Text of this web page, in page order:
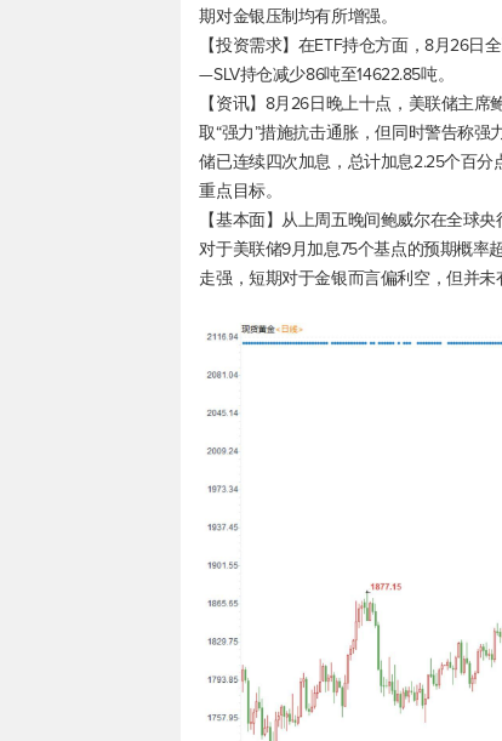
期对金银压制均有所增强。
【投资需求】在ETF持仓方面，8月26日
—SLV持仓减少86吨至14622.85吨。
【资讯】8月26日晚上十点，美联储主
取“强力”措施抗击通胀，但同时警告称
储已连续四次加息，总计加息2.25个百分
重点目标。
【基本面】从上周五晚间鲍威尔在全球
对于美联储9月加息75个基点的预期概率
走强，短期对于金银而言偏利空，但并